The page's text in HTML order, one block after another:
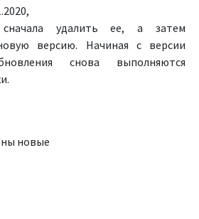
сначала удалить ее, а затем
версию. Начиная с версии
снова выполняются
новые